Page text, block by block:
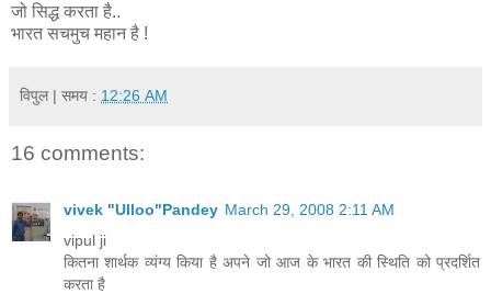
जो सिद्ध करता है..
भारत सचमुच महान है !
विपुल | समय : 12:26 AM
16 comments:
vivek "Ulloo"Pandey March 29, 2008 2:11 AM
vipul ji
कितना शार्थक व्यंग्य किया है अपने जो आज के भारत की स्थिति को प्रदर्शित
करता है